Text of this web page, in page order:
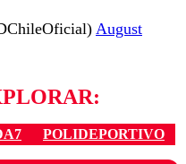
August
POLIDEPORTIVO